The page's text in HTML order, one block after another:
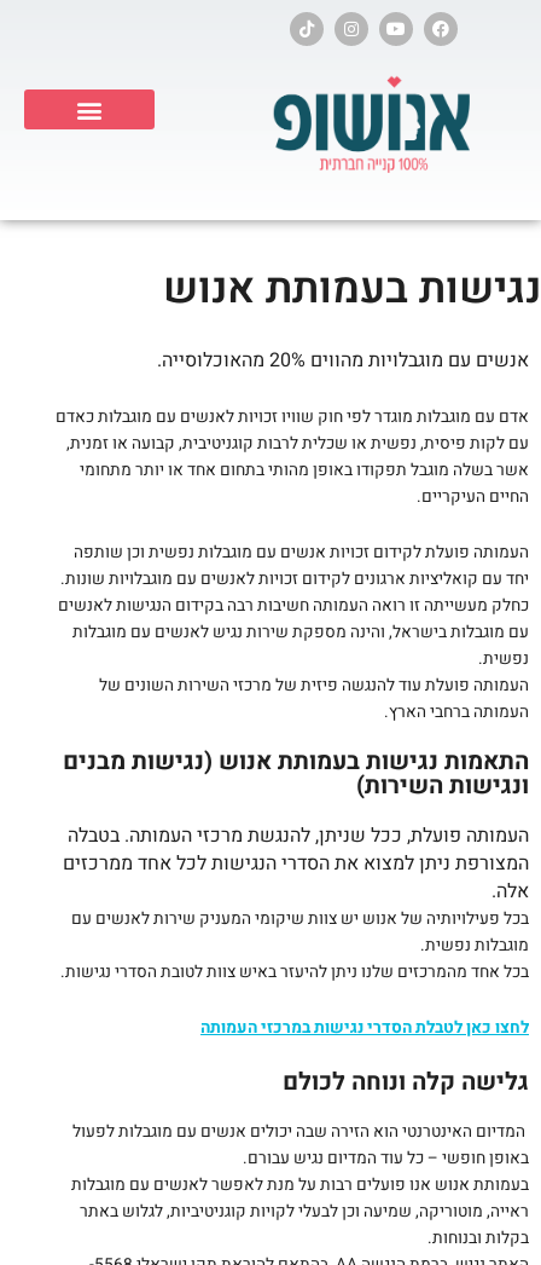
F
a
c
o
o
k
Y
o
u
u
I
n
s
a
m
T
i
k
k
נגישות בעמותת אנוש
אנשים עם מוגבלויות מהווים 20% מהאוכלוסייה.
אדם עם מוגבלות מוגדר לפי חוק שוויו זכויות לאנשים עם מוגבלות כאדם
עם לקות פיסית, נפשית או שכלית לרבות קוגניטיבית, קבועה או זמנית,
אשר בשלה מוגבל תפקודו באופן מהותי בתחום אחד או יותר מתחומי
החיים העיקריים.
העמותה פועלת לקידום זכויות אנשים עם מוגבלות נפשית וכן שותפה
יחד עם קואליציות ארגונים לקידום זכויות לאנשים עם מוגבלויות שונות.
כחלק מעשייתה זו רואה העמותה חשיבות רבה בקידום הנגישות לאנשים
עם מוגבלות בישראל, והינה מספקת שירות נגיש לאנשים עם מוגבלות
נפשית.
העמותה פועלת עוד להנגשה פיזית של מרכזי השירות השונים של
העמותה ברחבי הארץ.
התאמות נגישות בעמותת אנוש (נגישות מבנים
ונגישות השירות)
העמותה פועלת, ככל שניתן, להנגשת מרכזי העמותה. בטבלה
המצורפת ניתן למצוא את הסדרי הנגישות לכל אחד ממרכזים
אלה.
בכל פעילויותיה של אנוש יש צוות שיקומי המעניק שירות לאנשים עם
מוגבלות נפשית.
בכל אחד מהמרכזים שלנו ניתן להיעזר באיש צוות לטובת הסדרי נגישות.
לחצו כאן לטבלת הסדרי נגישות במרכזי העמותה
גלישה קלה ונוחה לכולם
המדיום האינטרנטי הוא הזירה שבה יכולים אנשים עם מוגבלות לפעול
באופן חופשי – כל עוד המדיום נגיש עבורם.
בעמותת אנוש אנו פועלים רבות על מנת לאפשר לאנשים עם מוגבלות
ראייה, מוטוריקה, שמיעה וכן לבעלי לקויות קוגניטיביות, לגלוש באתר
בקלות ובנוחות.